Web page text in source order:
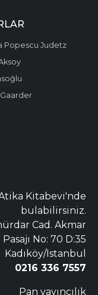
Popescu Judetz
Kitabevi'nde
bulabilirsiniz.
Cad. Akmar
Pasajı No: 70 D:35
Kadıköy/Istanbul
0216 336 7557
Pan yayıncılık